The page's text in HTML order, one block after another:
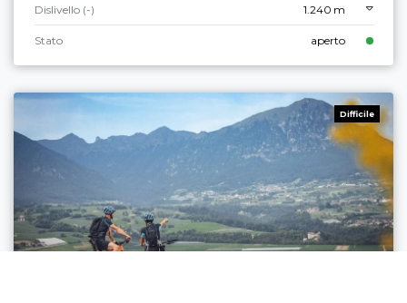
Dislivello (-) 1.240 m
Stato aperto
Difficile